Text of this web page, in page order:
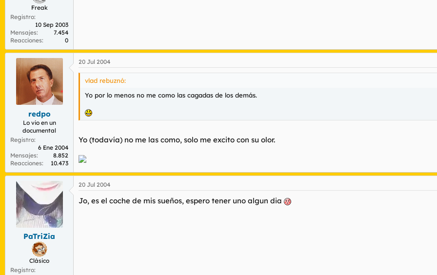
Freak
Registro
10 Sep 2003
Mensajes
7.454
Reacciones
0
redpo
Lo vio en un
documental
Registro
6 Ene 2004
Mensajes
8.852
Reacciones
10.473
20 Jul 2004
vlad rebuznó:
Yo por lo menos no me como las cagadas de los demás.
Yo (todavía) no me las como, solo me excito con su olor.
PaTriZia
Clásico
Registro
20 Jul 2004
Jo, es el coche de mis sueños, espero tener uno algun dia